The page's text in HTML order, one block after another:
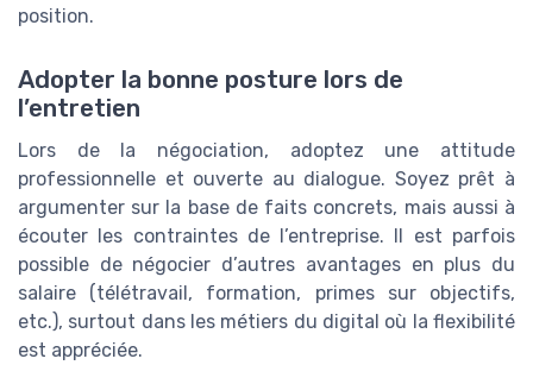
position.
Adopter la bonne posture lors de
l’entretien
Lors de la négociation, adoptez une attitude
professionnelle et ouverte au dialogue. Soyez prêt à
argumenter sur la base de faits concrets, mais aussi à
écouter les contraintes de l’entreprise. Il est parfois
possible de négocier d’autres avantages en plus du
salaire (télétravail, formation, primes sur objectifs,
etc.), surtout dans les métiers du digital où la flexibilité
est appréciée.